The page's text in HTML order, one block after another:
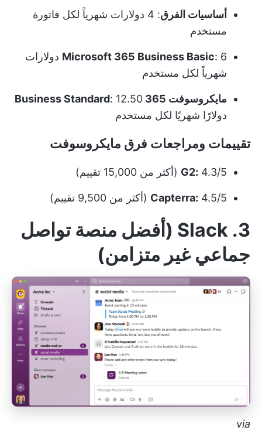
أساسيات الفرق
: 4 دولارات شهرياً لكل فاتورة
مستخدم
Microsoft 365 Business Basic : 6 دولارات
شهرياً لكل مستخدم
مايكروسوفت 365 Business Standard
: 12.50
دولارًا شهريًا لكل مستخدم
تقييمات ومراجعات فرق مايكروسوفت
G2: 4.3/5 (أكثر من 15,000 تقييم)
Capterra: 4.5/5 (أكثر من 9,500 تقييم)
3. Slack (أفضل منصة تواصل
جماعي غير متزامن)
via